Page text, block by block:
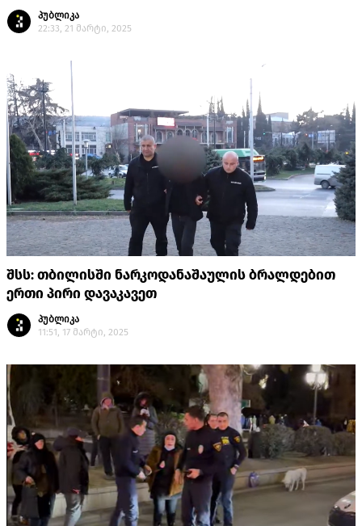
პუბლიკა
22:33, 21 მარტი, 2025
შსს: თბილისში ნარკოდანაშაულის ბრალდებით
ერთი პირი დავაკავეთ
პუბლიკა
11:51, 17 მარტი, 2025